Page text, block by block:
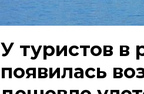
У туристов в
появилась